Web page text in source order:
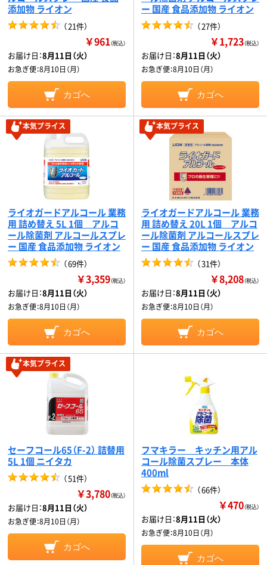
添加物 ライオン
（21件）
￥961（税込）
お届け日：8月11日（火）
お急ぎ便：8月10日（月）
カゴへ
ー 国産 食品添加物 ライオン
（27件）
￥1,723（税込）
お届け日：8月11日（火）
お急ぎ便：8月10日（月）
カゴへ
本気プライス
ライオガードアルコール 業務
用 詰め替え 5L 1個 アルコ
ール除菌剤 アルコールスプレ
ー 国産 食品添加物 ライオン
（69件）
￥3,359（税込）
お届け日：8月11日（火）
お急ぎ便：8月10日（月）
カゴへ
本気プライス
ライオガードアルコール 業務
用 詰め替え 20L 1個 アルコ
ール除菌剤 アルコールスプレ
ー 国産 食品添加物 ライオン
（31件）
￥8,208（税込）
お届け日：8月11日（火）
お急ぎ便：8月10日（月）
カゴへ
本気プライス
セーフコール65（F-2） 詰替用
5L 1個 ニイタカ
（51件）
￥3,780（税込）
お届け日：8月11日（火）
お急ぎ便：8月10日（月）
カゴへ
フマキラー キッチン用アル
コール除菌スプレー 本体
400ml
（66件）
￥470（税込）
お届け日：8月11日（火）
お急ぎ便：8月10日（月）
カゴへ